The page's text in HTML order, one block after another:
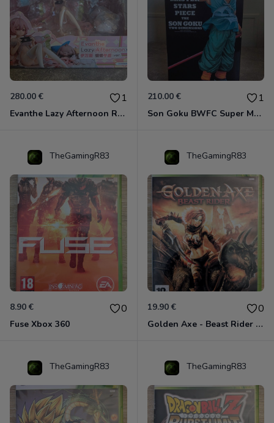
280.00 € 1
Evanthe Lazy Afternoon Red Pride of Eden
210.00 € 1
Son Goku BWFC Super Master Stars
TheGamingR83
8.90 € 0
Fuse Xbox 360
TheGamingR83
19.90 € 0
Golden Axe - Beast Rider Xbox 360
TheGamingR83 TheGamingR83